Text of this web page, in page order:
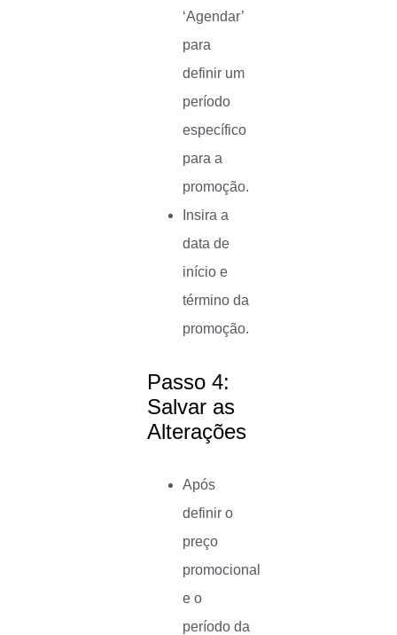
‘Agendar’
para
definir um
período
específico
para a
promoção.
Insira a
data de
início e
término da
promoção.
Passo 4:
Salvar as
Alterações
Após
definir o
preço
promocional
e o
período da